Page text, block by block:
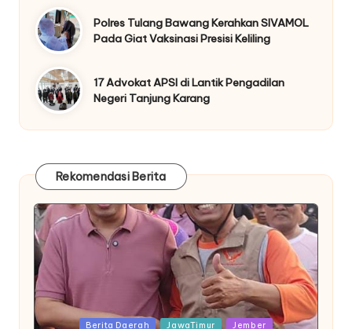
Polres Tulang Bawang Kerahkan SIVAMOL
Pada Giat Vaksinasi Presisi Keliling
17 Advokat APSI di Lantik Pengadilan
Negeri Tanjung Karang
Rekomendasi Berita
Posted
Berita Daerah JawaTimur Jember